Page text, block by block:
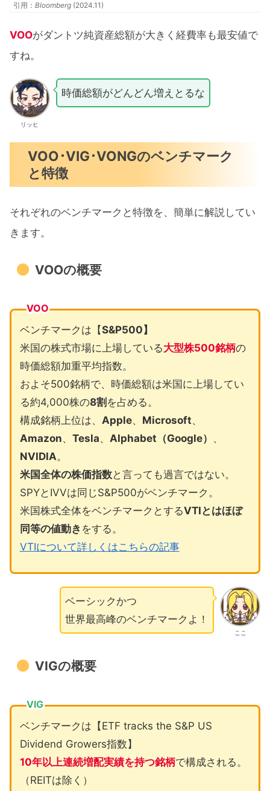
引用： Bloomberg (2024.11)
VOOがダントツ純資産総額が大きく経費率も最安値で
すね。
リッヒ
時価総額がどんどん増えとるな
VOO･VIG･VONGのベンチマーク
と特徴
それぞれのベンチマークと特徴を、簡単に解説してい
きます。
VOOの概要
VOO
ベンチマークは【S&P500】
米国の株式市場に上場している大型株500銘柄の
時価総額加重平均指数。
およそ500銘柄で、時価総額は米国に上場してい
る約4,000株の8割 を占める。
構成銘柄上位は、 Apple、 Microsoft、
Amazon、 Tesla、 Alphabet（Google） 、
NVIDIA。
米国全体の株価指数と言っても過言ではない。
SPYとIVVは同じS&P500がベンチマーク。
米国株式全体をベンチマークとするVTIとはほぼ
同等の値動き をする。
VTIについて詳しくはこちらの記事
ここ
ベーシックかつ
世界最高峰のベンチマークよ！
VIGの概要
VIG
ベンチマークは【ETF tracks the S&P US
Dividend Growers指数】
10年以上連続増配実績を持つ銘柄で構成される。
（REITは除く）